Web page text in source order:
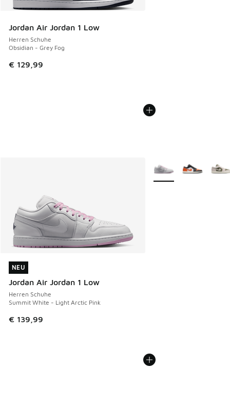
Jordan Air Jordan 1 Low
Herren Schuhe
Obsidian - Grey Fog
€ 129,99
NEU
Jordan Air Jordan 1 Low
Herren Schuhe
Summit White - Light Arctic Pink
€ 139,99
NEU
Weitere Farben